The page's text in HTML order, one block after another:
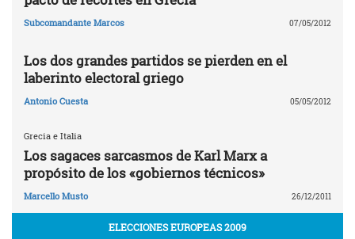
Subcomandante Marcos 07/05/2012
Los dos grandes partidos se pierden en el
laberinto electoral griego
Antonio Cuesta 05/05/2012
Grecia e Italia
Los sagaces sarcasmos de Karl Marx a
propósito de los «gobiernos técnicos»
Marcello Musto 26/12/2011
ELECCIONES EUROPEAS 2009